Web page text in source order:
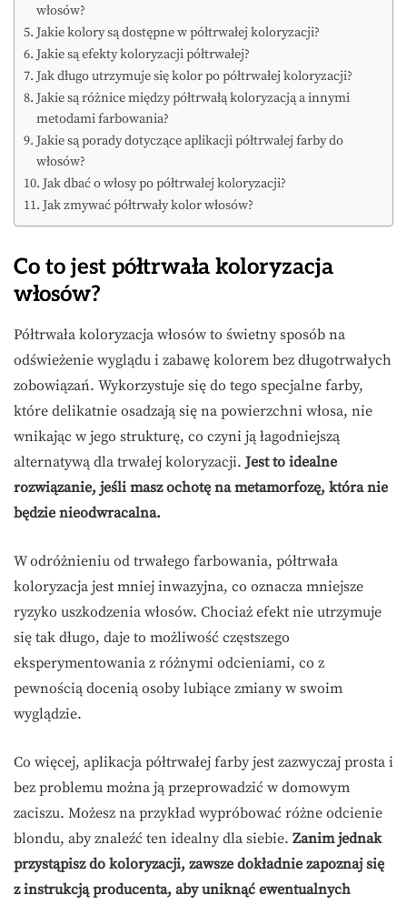
włosów?
Jakie kolory są dostępne w półtrwałej koloryzacji?
Jakie są efekty koloryzacji półtrwałej?
Jak długo utrzymuje się kolor po półtrwałej koloryzacji?
Jakie są różnice między półtrwałą koloryzacją a innymi
metodami farbowania?
Jakie są porady dotyczące aplikacji półtrwałej farby do
włosów?
Jak dbać o włosy po półtrwałej koloryzacji?
Jak zmywać półtrwały kolor włosów?
Co to jest półtrwała koloryzacja
włosów?
Półtrwała koloryzacja włosów to świetny sposób na
odświeżenie wyglądu i zabawę kolorem bez długotrwałych
zobowiązań. Wykorzystuje się do tego specjalne farby,
które delikatnie osadzają się na powierzchni włosa, nie
wnikając w jego strukturę, co czyni ją łagodniejszą
alternatywą dla trwałej koloryzacji.Jest to idealne
rozwiązanie, jeśli masz ochotę na metamorfozę, która nie
będzie nieodwracalna.
W odróżnieniu od trwałego farbowania, półtrwała
koloryzacja jest mniej inwazyjna, co oznacza mniejsze
ryzyko uszkodzenia włosów. Chociaż efekt nie utrzymuje
się tak długo, daje to możliwość częstszego
eksperymentowania z różnymi odcieniami, co z
pewnością docenią osoby lubiące zmiany w swoim
wyglądzie.
Co więcej, aplikacja półtrwałej farby jest zazwyczaj prosta i
bez problemu można ją przeprowadzić w domowym
zaciszu. Możesz na przykład wypróbować różne odcienie
blondu, aby znaleźć ten idealny dla siebie. Zanim jednak
przystąpisz do koloryzacji, zawsze dokładnie zapoznaj się
z instrukcją producenta, aby uniknąć ewentualnych